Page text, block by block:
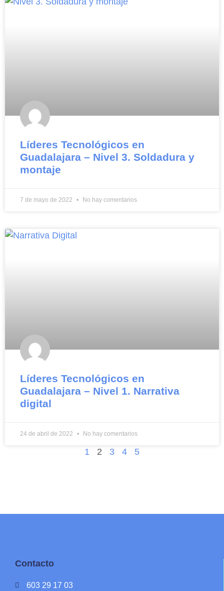
Líderes Tecnológicos en
Guadalajara – Nivel 3. Soldadura y
montaje
7 de mayo de 2022 No hay comentarios
Líderes Tecnológicos en
Guadalajara – Nivel 1. Narrativa
digital
24 de abril de 2022 No hay comentarios
1 2 3 4 5
Contacto
603 29 17 03